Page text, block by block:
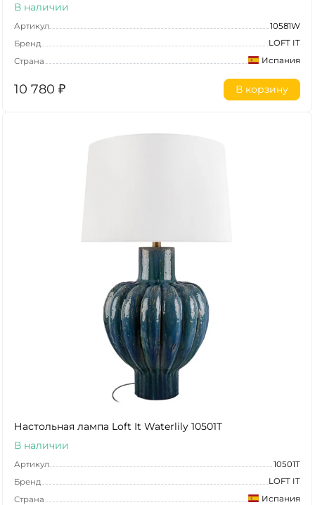
В наличии
Артикул
10581W
Бренд
LOFT IT
Страна
Испания
10 780 ₽ В корзину
Настольная лампа Loft It Waterlily 10501T
В наличии
Артикул
10501T
Бренд
LOFT IT
Страна
Испания